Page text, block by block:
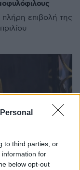
to third parties, or
information for
below opt-out
επιβολή της